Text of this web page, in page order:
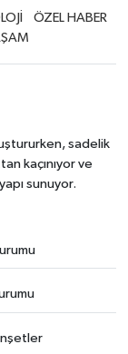
ÖZEL HABER
sadelik
kaçınıyor ve
sunuyor.